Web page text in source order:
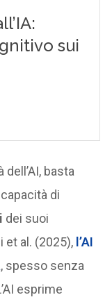
basta
di
dei suoi
et al. (2025), l’AI
, spesso senza
esprime